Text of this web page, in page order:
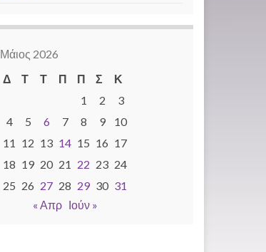
Μάιος 2026
Δ
Τ Τ Π Π Σ
Κ
1
2
3
4
5 6 7 8 9
10
11 12 13 14 15 16 17
18 19 20 21 22 23 24
25 26 27 28 29 30 31
« Απρ Ιούν »